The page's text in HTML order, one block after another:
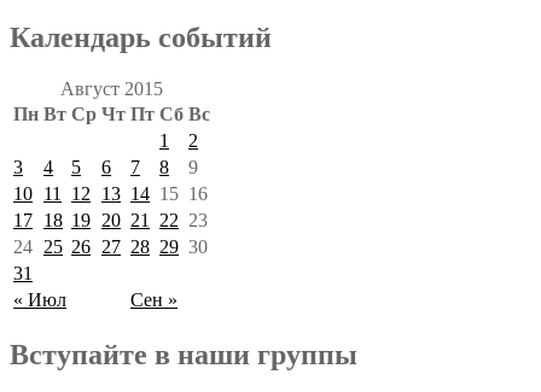
Календарь событий
Август 2015
Пн Вт Ср Чт Пт Сб Вс
« Июл Сен »
1
2
3
4 5 6 7 8
9
10 11 12 13 14 15 16
17 18 19 20 21 22 23
24 25 26 27 28 29 30
31
Вступайте в наши группы